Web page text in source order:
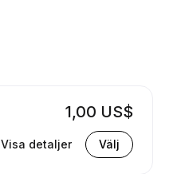
1,00 US$
Visa detaljer Välj